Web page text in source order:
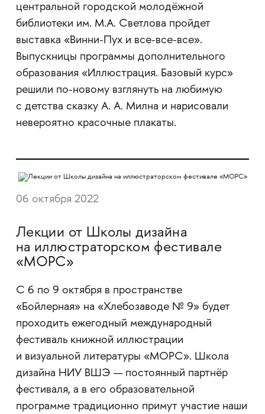
центральной городской молодёжной
библиотеки им. М.А. Светлова пройдет
выставка «Винни-Пух и все-все-все».
Выпускницы программы дополнительного
образования «Иллюстрация. Базовый курс»
решили по-новому взглянуть на любимую
с детства сказку А. А. Милна и нарисовали
невероятно красочные плакаты.
06 октября 2022
Лекции от Школы дизайна
на иллюстраторском фестивале
«МОРС»
С 6 по 9 октября в пространстве
«Бойлерная» на «Хлебозаводе № 9» будет
проходить ежегодный международный
фестиваль книжной иллюстрации
и визуальной литературы «МОРС». Школа
дизайна НИУ ВШЭ — постоянный партнёр
фестиваля, а в его образовательной
программе традиционно примут участие наши